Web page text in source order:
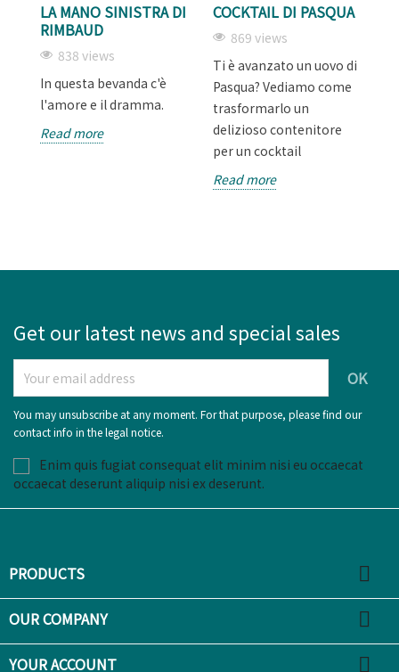
LA MANO SINISTRA DI
RIMBAUD
838 views
In questa bevanda c'è
l'amore e il dramma.
Read more
COCKTAIL DI PASQUA
869 views
Ti è avanzato un uovo di
Pasqua? Vediamo come
trasformarlo un
delizioso contenitore
per un cocktail
Read more
Get our latest news and special sales
You may unsubscribe at any moment. For that purpose, please find our
contact info in the legal notice.
Enim quis fugiat consequat elit minim nisi eu occaecat
occaecat deserunt aliquip nisi ex deserunt.
PRODUCTS 
OUR COMPANY 
YOUR ACCOUNT 